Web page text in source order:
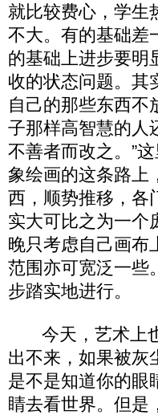
就比较费心，学生
不大。有的基础差
的基础上进步要明
收的状态问题。其
自己的那些东西不
子那样高智慧的人
不善者而改之。”
象绘画的这条路上
西，顺势推移，各
实大可比之为一个
晚只考虑自己画布
范围亦可宽泛一些
步踏实地进行。
今天，艺术上也
出不来，如果被灰
是不是知道你的眼
睛去看世界。但是